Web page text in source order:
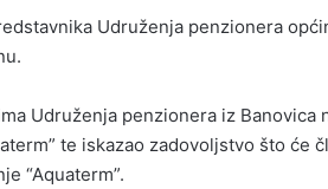
Udruženja penzionera
Udruženja penzionera iz Banovica
te iskazao zadovoljstvo što će
“Aquaterm”.